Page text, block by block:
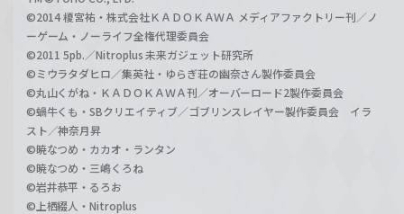
©2014 榎宮祐・株式会社ＫＡＤＯＫＡＷＡ メディアファクトリー刊／ノ
ーゲーム・ノーライフ全権代理委員会
©2011 5pb.／Nitroplus 未来ガジェット研究所
©ミウラタダヒロ／集英社・ゆらぎ荘の幽奈さん製作委員会
©丸山くがね・ＫＡＤＯＫＡＷＡ刊／オーバーロード2製作委員会
©蝸牛くも・SBクリエイティブ／ゴブリンスレイヤー製作委員会 イラ
スト／神奈月昇
©暁なつめ・カカオ・ランタン
©暁なつめ・三嶋くろね
©岩井恭平・るろお
©上栖綴人・Nitroplus